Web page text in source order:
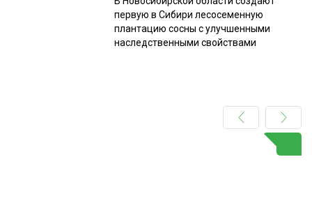
первую в Сибири лесосеменную
плантацию сосны с улучшенными
наследственными свойствами